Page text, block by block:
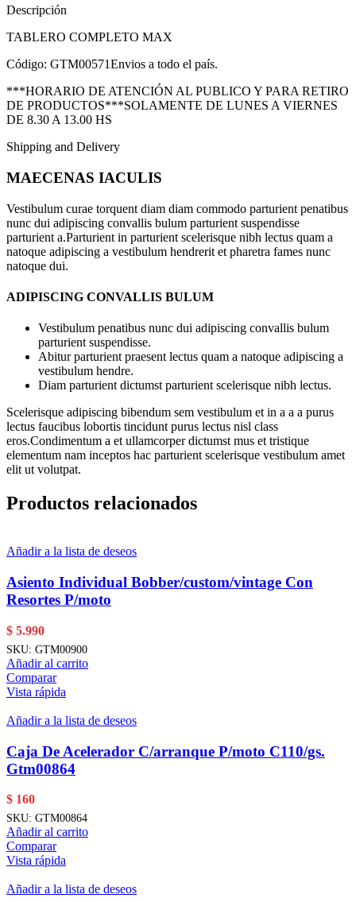
Descripción
TABLERO COMPLETO MAX
Código: GTM00571Envios a todo el país.
***HORARIO DE ATENCIÓN AL PUBLICO Y PARA RETIRO
DE PRODUCTOS***SOLAMENTE DE LUNES A VIERNES
DE 8.30 A 13.00 HS
Shipping and Delivery
MAECENAS IACULIS
Vestibulum curae torquent diam diam commodo parturient penatibus
nunc dui adipiscing convallis bulum parturient suspendisse
parturient a.Parturient in parturient scelerisque nibh lectus quam a
natoque adipiscing a vestibulum hendrerit et pharetra fames nunc
natoque dui.
ADIPISCING CONVALLIS BULUM
Vestibulum penatibus nunc dui adipiscing convallis bulum
parturient suspendisse.
Abitur parturient praesent lectus quam a natoque adipiscing a
vestibulum hendre.
Diam parturient dictumst parturient scelerisque nibh lectus.
Scelerisque adipiscing bibendum sem vestibulum et in a a a purus
lectus faucibus lobortis tincidunt purus lectus nisl class
eros.Condimentum a et ullamcorper dictumst mus et tristique
elementum nam inceptos hac parturient scelerisque vestibulum amet
elit ut volutpat.
Productos relacionados
Añadir a la lista de deseos
Asiento Individual Bobber/custom/vintage Con
Resortes P/moto
$ 5.990
SKU: GTM00900
Añadir al carrito
Comparar
Vista rápida
Añadir a la lista de deseos
Caja De Acelerador C/arranque P/moto C110/gs.
Gtm00864
$ 160
SKU: GTM00864
Añadir al carrito
Comparar
Vista rápida
Añadir a la lista de deseos